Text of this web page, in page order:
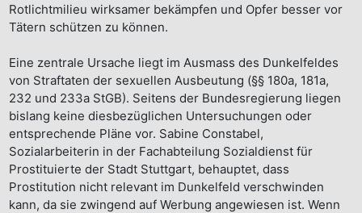
Rotlichtmilieu wirksamer bekämpfen und Opfer besser vor
Tätern schützen zu können.
Eine zentrale Ursache liegt im Ausmass des Dunkelfeldes
von Straftaten der sexuellen Ausbeutung (§§ 180a, 181a,
232 und 233a StGB). Seitens der Bundesregierung liegen
bislang keine diesbezüglichen Untersuchungen oder
entsprechende Pläne vor. Sabine Constabel,
Sozialarbeiterin in der Fachabteilung Sozialdienst für
Prostituierte der Stadt Stuttgart, behauptet, dass
Prostitution nicht relevant im Dunkelfeld verschwinden
kann, da sie zwingend auf Werbung angewiesen ist. Wenn